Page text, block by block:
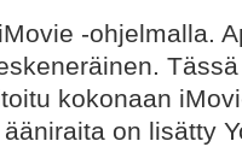
-ohjelmalla.
kokonaan
on lisätty